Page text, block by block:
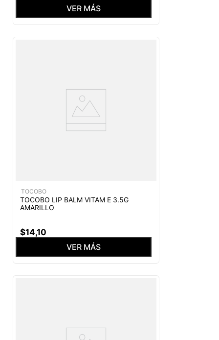
VER MÁS
TOCOBO
TOCOBO LIP BALM VITAM E 3.5G
AMARILLO
$14,10
VER MÁS